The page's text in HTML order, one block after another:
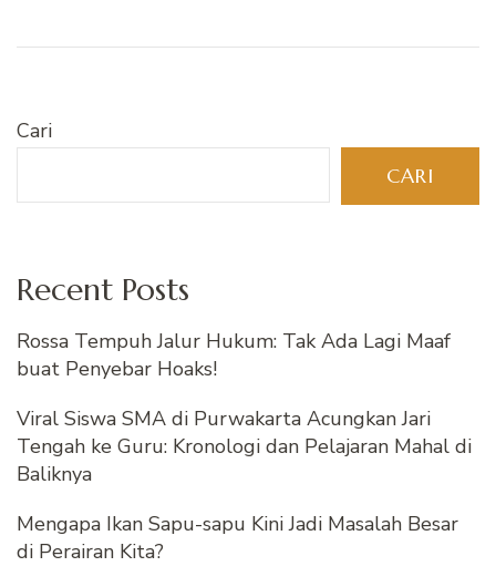
Cari
CARI
Recent Posts
Rossa Tempuh Jalur Hukum: Tak Ada Lagi Maaf
buat Penyebar Hoaks!
Viral Siswa SMA di Purwakarta Acungkan Jari
Tengah ke Guru: Kronologi dan Pelajaran Mahal di
Baliknya
Mengapa Ikan Sapu-sapu Kini Jadi Masalah Besar
di Perairan Kita?